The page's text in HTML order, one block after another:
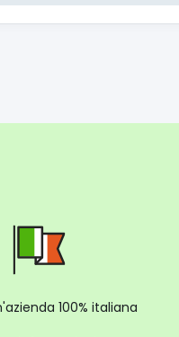
100% italiana